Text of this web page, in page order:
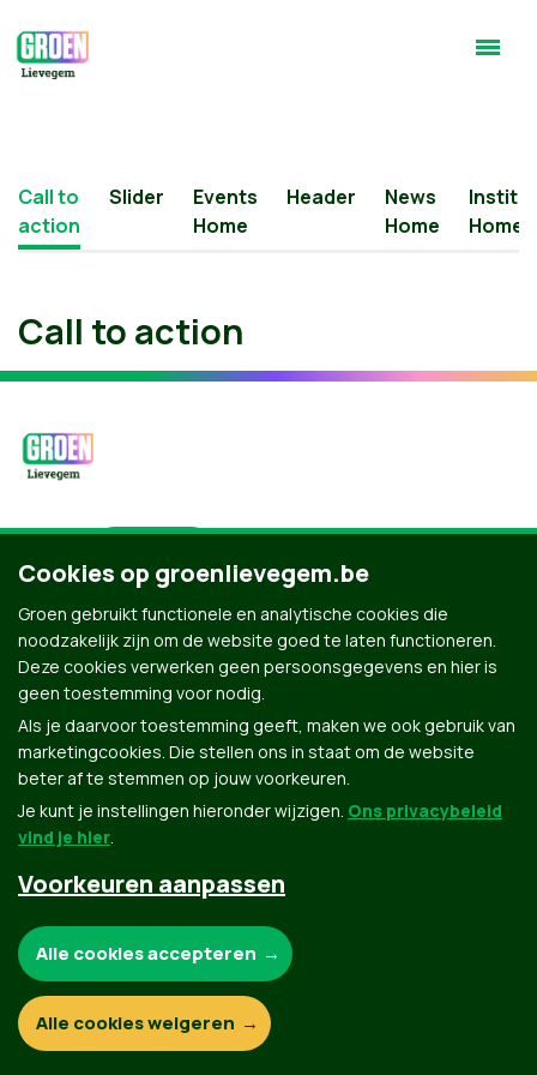
Call to
action
Slider
Events
Home
Header
News
Home
Home
Call to action
© Copyright Groen 2026 | Gemaakt metNationBuilder
Contact Privacybeleid
Cookies op groenlievegem.be
Groen gebruikt functionele en analytische cookies die
noodzakelijk zijn om de website goed te laten functioneren.
Deze cookies verwerken geen persoonsgegevens en hier is
geen toestemming voor nodig.
Als je daarvoor toestemming geeft, maken we ook gebruik van
marketingcookies. Die stellen ons in staat om de website
beter af te stemmen op jouw voorkeuren.
Je kunt je instellingen hieronder wijzigen. Ons privacybeleid
vind je hier.
Voorkeuren aanpassen
Functionele en analytische cookies:
Alle cookies accepteren
Alle cookies weigeren